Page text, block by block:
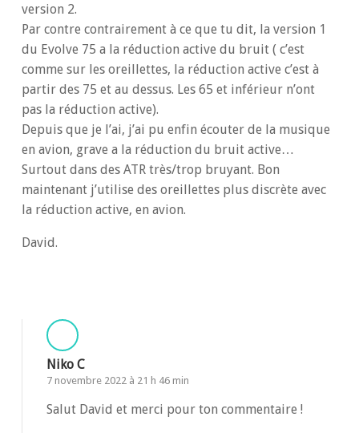
version 2.
Par contre contrairement à ce que tu dit, la version 1
du Evolve 75 a la réduction active du bruit ( c’est
comme sur les oreillettes, la réduction active c’est à
partir des 75 et au dessus. Les 65 et inférieur n’ont
pas la réduction active).
Depuis que je l’ai, j’ai pu enfin écouter de la musique
en avion, grave a la réduction du bruit active…
Surtout dans des ATR très/trop bruyant. Bon
maintenant j’utilise des oreillettes plus discrète avec
la réduction active, en avion.
David.
Niko C
7 novembre 2022 à 21 h 46 min
Salut David et merci pour ton commentaire !